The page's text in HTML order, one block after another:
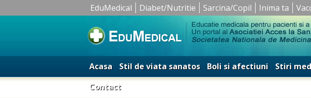
EduMedical Diabet/Nutritie Sarcina/Copil Inima ta
Acasa Stil de viata sanatos Boli si afectiuni Stiri
Contact